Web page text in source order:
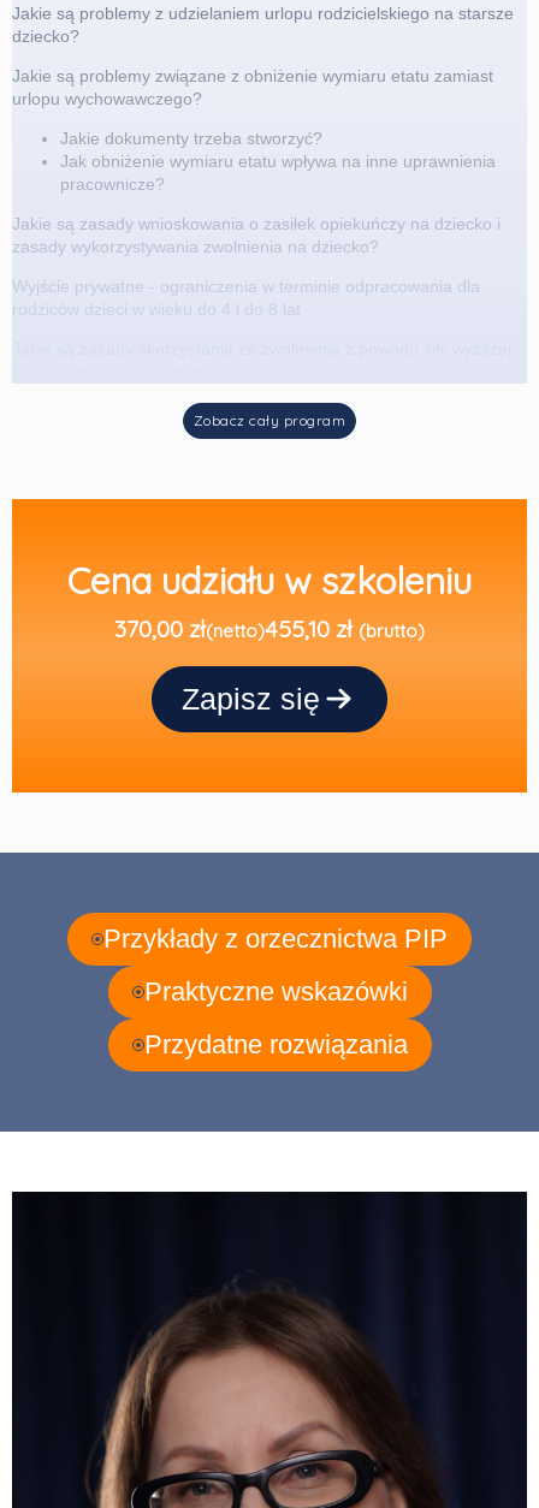
Jakie są problemy z udzielaniem urlopu rodzicielskiego na starsze
dziecko?
Jakie są problemy związane z obniżenie wymiaru etatu zamiast
urlopu wychowawczego?
Jakie dokumenty trzeba stworzyć?
Jak obniżenie wymiaru etatu wpływa na inne uprawnienia
pracownicze?
Jakie są zasady wnioskowania o zasiłek opiekuńczy na dziecko i
zasady wykorzystywania zwolnienia na dziecko?
Wyjście prywatne - ograniczenia w terminie odpracowania dla
rodziców dzieci w wieku do 4 i do 8 lat
Zobacz cały program
Cena udziału w szkoleniu
370,00 zł(netto)455,10 zł (brutto)
Zapisz się
Przykłady z orzecznictwa PIP
Praktyczne wskazówki
Przydatne rozwiązania